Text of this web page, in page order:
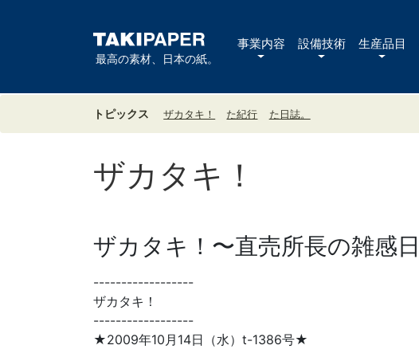
最高の素材、日本の紙。
事業内容 設備技術 生産品目
トピックス ザカタキ！ た紀行 た日誌。
ザカタキ！
ザカタキ！〜直売所長の雑感
------------------
ザカタキ！
------------------
★2009年10月14日（水）t-1386号★